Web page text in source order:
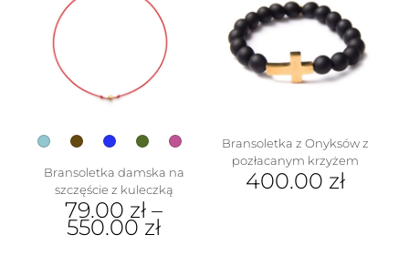
wariantów.
Opcje
wybrać
na
Bransoletka damska na
szczęście z kuleczką
79.00 zł –
550.00 zł
Bransoletka z Onyksów z
pozłacanym krzyżem
400.00 zł